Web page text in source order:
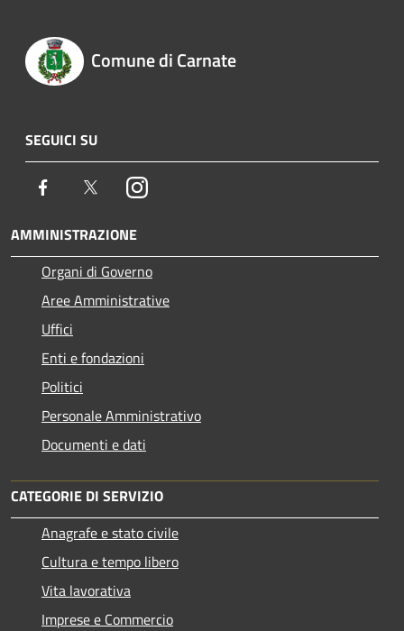
Comune di Carnate
SEGUICI SU
Facebook TwitterInstagram
AMMINISTRAZIONE
Organi di Governo
Aree Amministrative
Uffici
Enti e fondazioni
Politici
Personale Amministrativo
Documenti e dati
CATEGORIE DI SERVIZIO
Anagrafe e stato civile
Cultura e tempo libero
Vita lavorativa
Imprese e Commercio